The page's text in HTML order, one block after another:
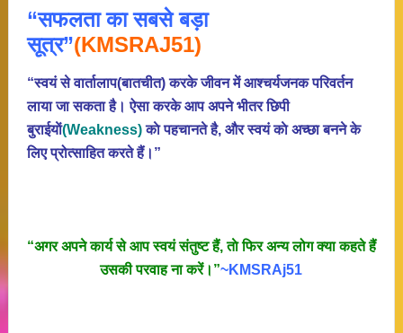
“सफलता का सबसे बड़ा
सूत्र”(KMSRAJ51)
“स्वयं से वार्तालाप(बातचीत) करके जीवन में आश्चर्यजनक परिवर्तन
लाया जा सकता है। ऐसा करके आप अपने भीतर छिपी
बुराईयाें(Weakness)काे पहचानते है, और स्वयं काे अच्छा बनने के
लिए प्रोत्साहित करते हैं।”
“अगर अपने कार्य से आप स्वयं संतुष्ट हैं, ताे फिर अन्य लोग क्या कहते हैं
उसकी परवाह ना करें।”~KMSRAj51